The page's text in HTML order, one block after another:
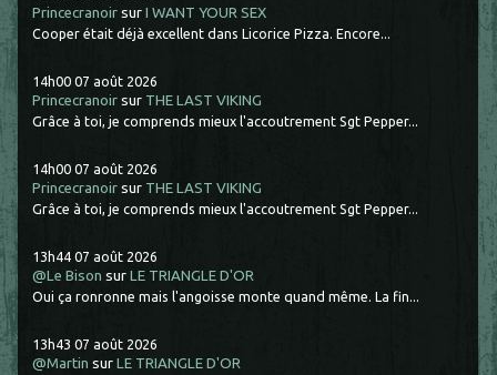
Princecranoir surI WANT YOUR SEX
Cooper était déjà excellent dans Licorice Pizza. Encore...
14h00 07 août 2026
Princecranoir sur THE LAST VIKING
Grâce à toi, je comprends mieux l'accoutrement Sgt Pepper...
14h00 07 août 2026
Princecranoir sur THE LAST VIKING
Grâce à toi, je comprends mieux l'accoutrement Sgt Pepper...
13h44 07 août 2026
@Le Bison surLE TRIANGLE D'OR
Oui ça ronronne mais l'angoisse monte quand même. La fin...
13h43 07 août 2026
@Martin surLE TRIANGLE D'OR